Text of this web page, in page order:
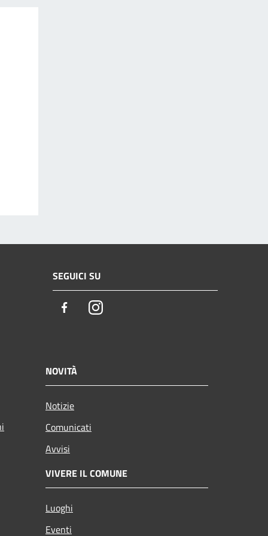
SEGUICI SU
FacebookInstagram
NOVITÀ
Notizie
Comunicati
Avvisi
VIVERE IL COMUNE
Luoghi
Eventi